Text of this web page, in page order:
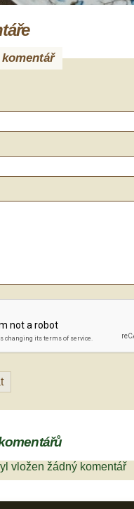
vložen žádný komentář